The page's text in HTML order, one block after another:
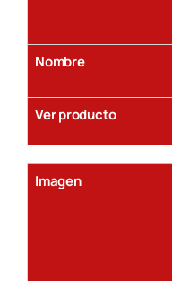
Nombre
Ver producto
Imagen